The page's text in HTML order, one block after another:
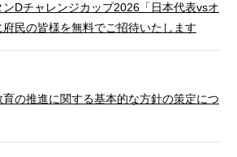
ンDチャレンジカップ2026「日本代表vsオ
民の皆様を無料でご招待いたします
の推進に関する基本的な方針の策定につ